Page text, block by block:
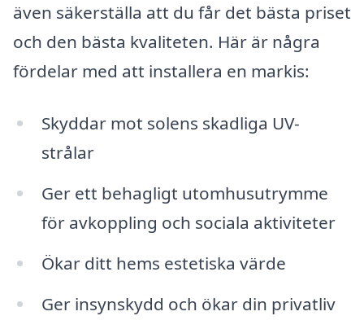
även säkerställa att du får det bästa priset
och den bästa kvaliteten. Här är några
fördelar med att installera en markis:
Skyddar mot solens skadliga UV-
strålar
Ger ett behagligt utomhusutrymme
för avkoppling och sociala aktiviteter
Ökar ditt hems estetiska värde
Ger insynskydd och ökar din privatliv